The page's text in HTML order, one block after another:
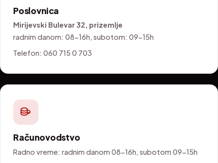
Poslovnica
Mirijevski Bulevar 32, prizemlje
radnim danom: 08-16h, subotom: 09-15h
Telefon: 060 715 0 703
Računovodstvo
Radno vreme: radnim danom 08-16h, subotom 09-15h